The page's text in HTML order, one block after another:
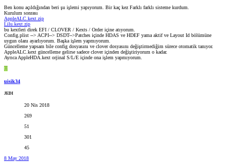
Ben konu açıldığından beri şu işlemi yapıyorum. Bir kaç kez Farklı farklı sisteme kurdum.
Kurulum sonrası
AppleALC.kext.zip
Lilu.kext.zip
bu kextleri direk EFI / CLOVER / Kexts / Order içine atıyorum.
Config.plist --> ACPI--> DSDT-->Patches içinde HDAS ve HDEF yama aktif ve Layout Id bölümüne
uygun olanı ayarlıyorum. Başka işlem yapmıyorum.
Güncelleme yapsam bile config dosyasını ve clover dosyasını değiştirmediğim sürece otomatik tanıyor.
AppleALC.kext güncelleme gelirse sadece clover içinden değiştiriyorum o kadar.
Ayrıca AppleHDA.kext orjinal S/L/E içinde ona işlem yapmıyorum.
U
uisik34
JEDI
20 Nis 2018
269
51
301
45
8 May 2018